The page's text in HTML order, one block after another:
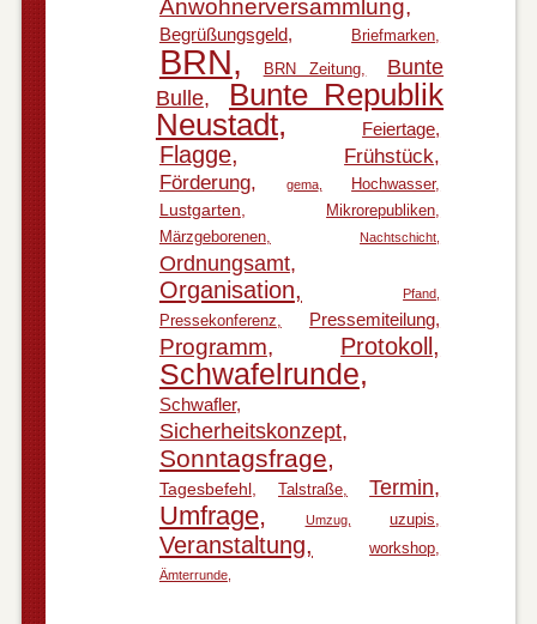
Anwohnerversammlung
Begrüßungsgeld Briefmarken
BRN BRN Zeitung
Bunte
Bulle
Bunte Republik
Neustadt
Feiertage
Flagge Frühstück
Förderung gema Hochwasser
Lustgarten
Mikrorepubliken
Märzgeborenen
Nachtschicht
Ordnungsamt
Organisation Pfand
Pressekonferenz Pressemiteilung
Programm Protokoll
Schwafelrunde
Schwafler
Sicherheitskonzept
Sonntagsfrage
Tagesbefehl Talstraße Termin
Umfrage Umzug uzupis
Veranstaltung workshop
Ämterrunde